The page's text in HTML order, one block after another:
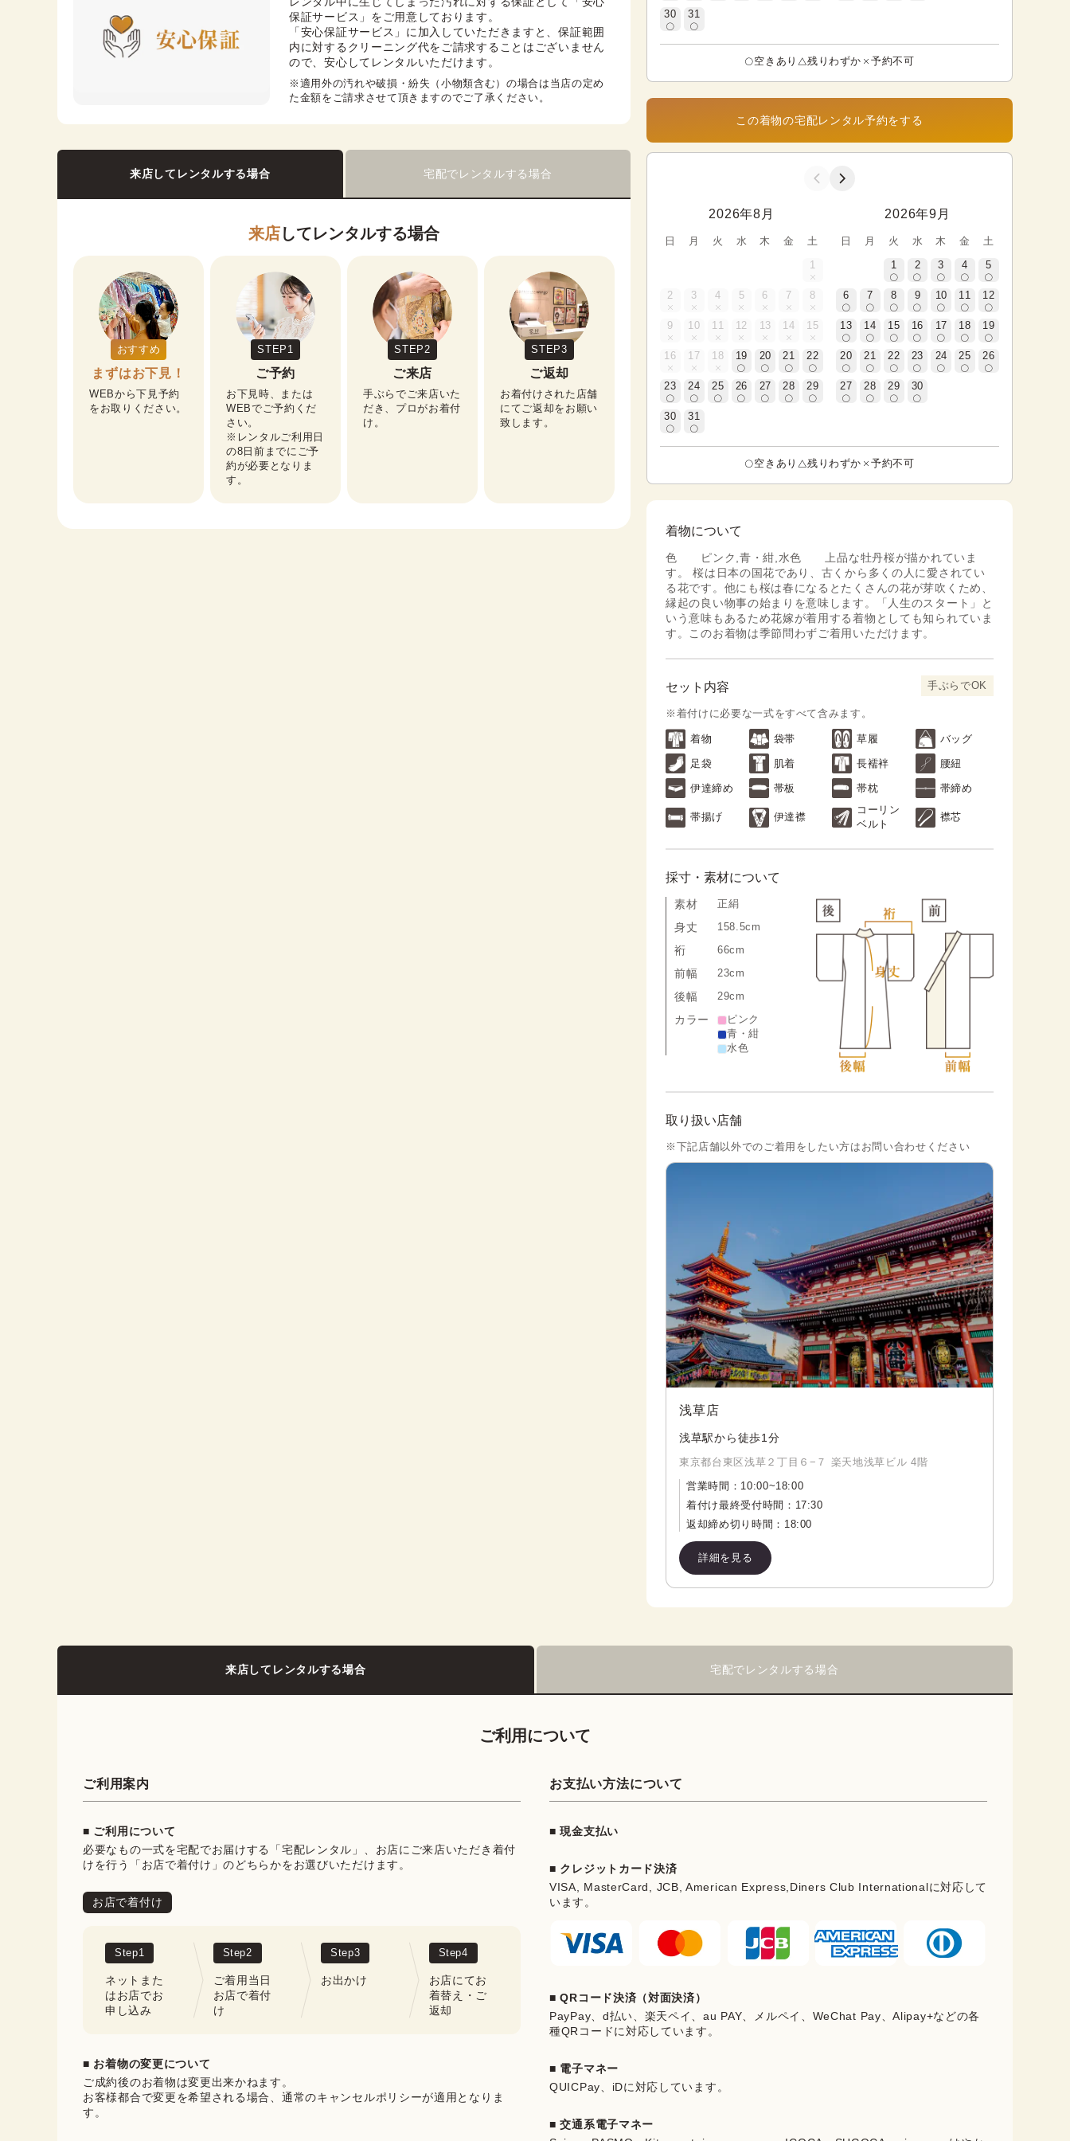
保証サービス」をご用意しております。
「安心保証サービス」に加入していただきますと、保証範囲
内に対するクリーニング代をご請求することはございません
ので、安心してレンタルいただけます。
※適用外の汚れや破損・紛失（小物類含む）の場合は当店の定め
た金額をご請求させて頂きますのでご了承ください。
来店してレンタルする場合 宅配でレンタルする場合
来店してレンタルする場合
おすすめ
まずはお下見！
WEBから下見予約
をお取りください。
STEP1
ご予約
お下見時、または
WEBでご予約くだ
さい。
※レンタルご利用日
の8日前までにご予
約が必要となりま
す。
STEP2
ご来店
手ぶらでご来店いた
だき、プロがお着付
け。
STEP3
ご返却
お着付けされた店舗
にてご返却をお願い
致します。
30 31
空きあり 残りわずか 予約不可
この着物の宅配レンタル予約をする
2026年8月
日 月 火 水 木 金
土
1
2 3 4 5 6 7 8
9 10 11 12 13 14 15
16 17 18 19 20 21 22
23 24 25 26 27 28 29
30 31
2026年9月
日 月 火 水 木 金
土
1
2 3 4 5
6 7 8 9 10 11 12
13 14 15 16 17 18 19
20 21 22 23 24 25 26
27 28 29 30
空きあり 残りわずか 予約不可
着物について
色 ピンク,青・紺,水色 上品な牡丹桜が描かれていま
す。 桜は日本の国花であり、古くから多くの人に愛されてい
る花です。他にも桜は春になるとたくさんの花が芽吹くため、
縁起の良い物事の始まりを意味します。「人生のスタート」と
いう意味もあるため花嫁が着用する着物としても知られていま
す。このお着物は季節問わずご着用いただけます。
セット内容 手ぶらでOK
※着付けに必要な一式をすべて含みます。
着物 袋帯 草履 バッグ
足袋 肌着 長襦袢 腰紐
伊達締め 帯板 帯枕 帯締め
帯揚げ 伊達襟
コーリン
ベルト
襟芯
採寸・素材について
素材 正絹
身丈 158.5cm
裄 66cm
前幅 23cm
後幅 29cm
カラー
ピンク
青・紺
水色
取り扱い店舗
※下記店舗以外でのご着用をしたい方はお問い合わせください
浅草店
浅草駅から徒歩1分
東京都台東区浅草２丁目６−７ 楽天地浅草ビル 4階
営業時間： 10:00~18:00
着付け最終受付時間： 17:30
返却締め切り時間： 18:00
詳細を見る
来店してレンタルする場合 宅配でレンタルする場合
ご利用について
ご利用案内
■ ご利用について
必要なもの一式を宅配でお届けする「宅配レンタル」、お店にご来店いただき着付
けを行う「お店で着付け」のどちらかをお選びいただけます。
お店で着付け
Step1
ネットまた
はお店でお
申し込み
Step2
ご着用当日
お店で着付
け
Step3
お出かけ
Step4
お店にてお
着替え・ご
返却
■ お着物の変更について
ご成約後のお着物は変更出来かねます。
お客様都合で変更を希望される場合、通常のキャンセルポリシーが適用となりま
す。
お支払い方法について
■ 現金支払い
■ クレジットカード決済
VISA, MasterCard, JCB, American Express,Diners Club Internationalに対応して
います。
■ QRコード決済（対面決済）
PayPay、d払い、楽天ペイ、au PAY、メルペイ、WeChat Pay、Alipay+などの各
種QRコードに対応しています。
■ 電子マネー
QUICPay、iDに対応しています。
■ 交通系電子マネー